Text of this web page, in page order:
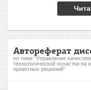
Автореферат
по теме "Управление
технологической оснастки на
проектных решений"